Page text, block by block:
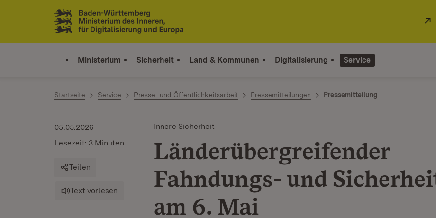
Zum Inhalt springen
Link zur Startseite
Ministerium Sicherheit Land & Kommunen Digitalisierung Service
Startseite Service Presse- und Öffentlichkeitsarbeit Pressemitteilungen Pressemitteilung
Innere Sicherheit
Länderübergreifender
Fahndungs- und
am 6. Mai
05.05.2026
Lesezeit: 3 Minuten
Teilen
Text vorlesen